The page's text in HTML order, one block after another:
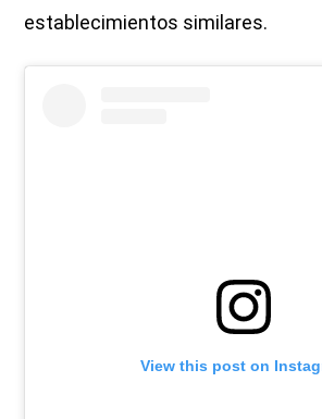
establecimientos similares.
View this post on